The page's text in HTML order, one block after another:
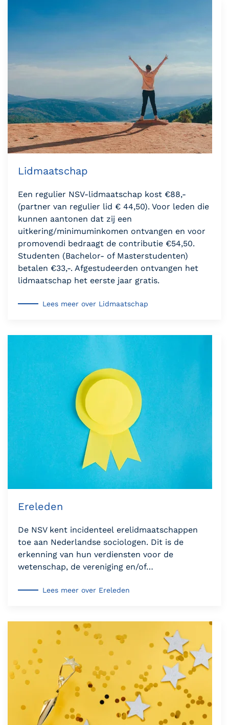
Lidmaatschap
Een regulier NSV-lidmaatschap kost €88,-
(partner van regulier lid € 44,50). Voor leden die
kunnen aantonen dat zij een
uitkering/minimuminkomen ontvangen en voor
promovendi bedraagt de contributie €54,50.
Studenten (Bachelor- of Masterstudenten)
betalen €33,-. Afgestudeerden ontvangen het
lidmaatschap het eerste jaar gratis.
Lees meer over Lidmaatschap
Ereleden
De NSV kent incidenteel erelidmaatschappen
toe aan Nederlandse sociologen. Dit is de
erkenning van hun verdiensten voor de
wetenschap, de vereniging en/of…
Lees meer over Ereleden